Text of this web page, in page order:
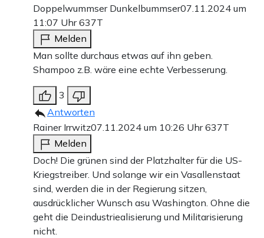
Doppelwummser Dunkelbummser07.11.2024 um
11:07 Uhr637T
Melden
Man sollte durchaus etwas auf ihn geben.
Shampoo z.B. wäre eine echte Verbesserung.
3
Antworten
Rainer Irrwitz07.11.2024 um 10:26 Uhr637T
Melden
Doch! Die grünen sind der Platzhalter für die US-
Kriegstreiber. Und solange wir ein Vasallenstaat
sind, werden die in der Regierung sitzen,
ausdrücklicher Wunsch asu Washington. Ohne die
geht die Deindustriealisierung und Militarisierung
nicht.